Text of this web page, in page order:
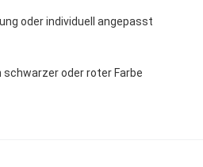
oder individuell angepasst
oder roter Farbe